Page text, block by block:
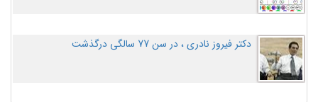
دکتر فیروز نادری ، در سن 77 سالگی درگذشت